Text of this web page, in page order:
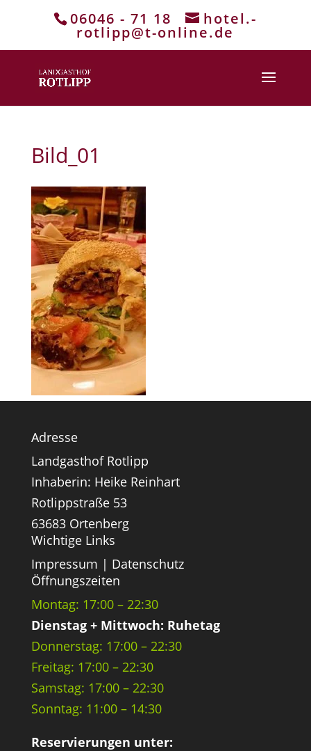
06046 - 71 18 hotel.-
rotlipp@t-online.de
Bild_01
Adresse
Landgasthof Rotlipp
Inhaberin: Heike Reinhart
Rotlippstraße 53
63683 Ortenberg
Wichtige Links
Impressum | Datenschutz
Öffnungszeiten
Montag: 17:00 – 22:30
Dienstag + Mittwoch: Ruhetag
Donnerstag: 17:00 – 22:30
Freitag: 17:00 – 22:30
Samstag: 17:00 – 22:30
Sonntag: 11:00 – 14:30
Reservierungen unter: